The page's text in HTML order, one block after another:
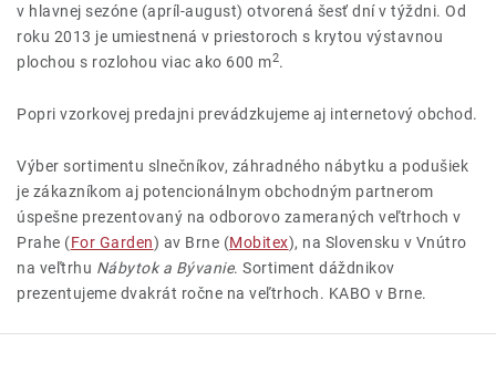
v hlavnej sezóne (apríl-august) otvorená šesť dní v týždni. Od
roku 2013 je umiestnená v priestoroch s krytou výstavnou
plochou s rozlohou viac ako 600 m2.
Popri vzorkovej predajni prevádzkujeme aj internetový obchod.
Výber sortimentu slnečníkov, záhradného nábytku a podušiek
je zákazníkom aj potencionálnym obchodným partnerom
úspešne prezentovaný na odborovo zameraných veľtrhoch v
Prahe (For Garden) av Brne (Mobitex), na Slovensku v Vnútro
na veľtrhu Nábytok a Bývanie. Sortiment dáždnikov
prezentujeme dvakrát ročne na veľtrhoch. KABO v Brne.